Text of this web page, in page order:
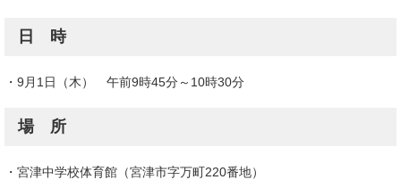
日 時
・9月1日（木） 午前9時45分～10時30分
場 所
・宮津中学校体育館（宮津市字万町220番地）